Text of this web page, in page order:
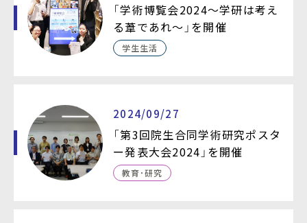
「学術博覧会2024～学研は考え
る葦であれ～」を開催
学生生活
2024/09/27
「第3回院生合同学術研究ポスタ
ー発表大会2024」を開催
教育・研究